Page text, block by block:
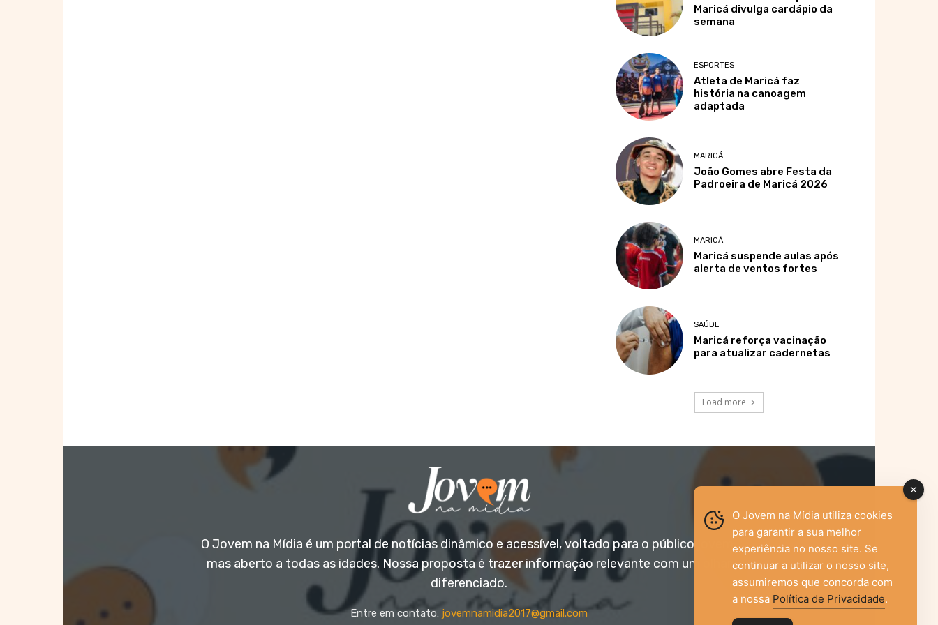
Maricá divulga cardápio da
semana
ESPORTES
Atleta de Maricá faz
história na canoagem
adaptada
MARICÁ
João Gomes abre Festa da
Padroeira de Maricá 2026
MARICÁ
Maricá suspende aulas após
alerta de ventos fortes
SAÚDE
Maricá reforça vacinação
para atualizar cadernetas
Load more
O Jovem na Mídia é um portal de notícias dinâmico e acessível, voltado para o público jovem,
mas aberto a todas as idades. Nossa proposta é trazer informação relevante com um olhar
diferenciado.
Entre em contato: jovemnamidia2017@gmail.com
O Jovem na Mídia utiliza cookies
para garantir a sua melhor
experiência no nosso site. Se
continuar a utilizar o nosso site,
assumiremos que concorda com
a nossa Política de Privacidade.